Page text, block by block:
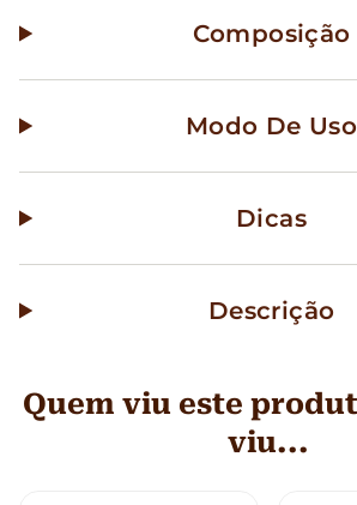
Composição
Modo De Uso
Dicas
Descrição
Quem viu este
viu...